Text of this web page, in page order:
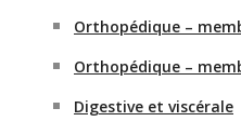
Orthopédique –
Orthopédique –
Digestive et viscérale